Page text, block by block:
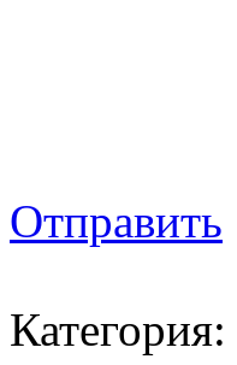
Отправить
Категория: